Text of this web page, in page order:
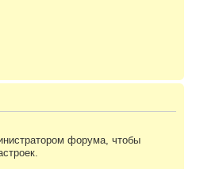
форума, чтобы